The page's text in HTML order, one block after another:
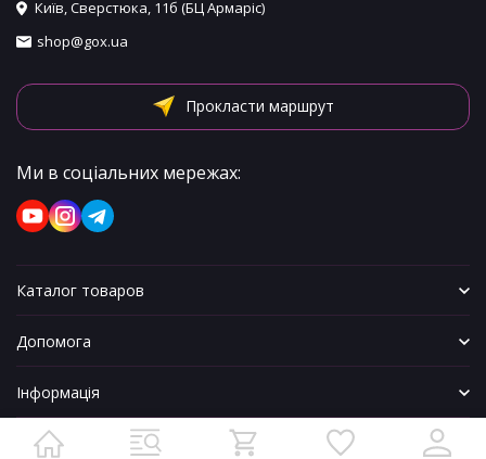
Київ, Сверстюка, 11б (БЦ Армаріс)
shop@gox.ua
Прокласти маршрут
Ми в соціальних мережах:
Каталог товаров
Допомога
Інформація